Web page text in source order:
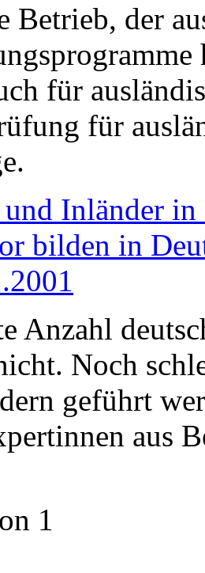
Betrieb, der
für
für
Inländer
bilden in
Anzahl
Noch
geführt
aus
1